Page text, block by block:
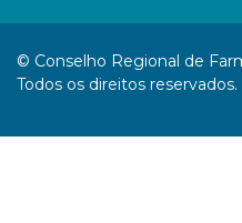
© Conselho Regional de
Todos os direitos reservados.